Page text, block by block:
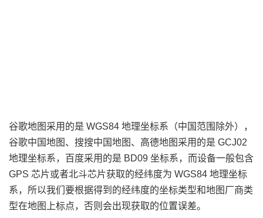
谷歌地图采用的是 WGS84 地理坐标系（中国范围除外），
谷歌中国地图、搜搜中国地图、高德地图采用的是 GCJ02
地理坐标系，百度采用的是 BD09 坐标系，而设备一般包含
GPS 芯片或者北斗芯片获取的经纬度为 WGS84 地理坐标
系，所以我们要根据得到的经纬度的坐标类型和地图厂商类
型在地图上标点，否则会出现获取的位置误差。